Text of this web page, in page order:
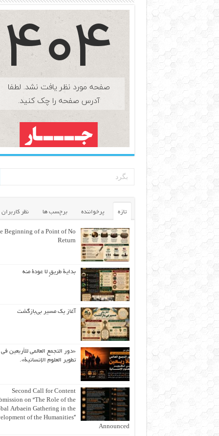
تازه پرخواننده برچسب ها نظر کاربران
Beginning of a Point of No
Return
بداية طريقٍ لا عودة منه
آغاز یک مسیر بی‌بازگشت
«دور التجمع العالمي للأربعين في
تطوير العلوم الإنسانية».
Second Call for Content
on “The Role of the
Arbaein Gathering in the
of the Humanities”
Announced